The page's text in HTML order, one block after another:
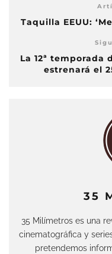
Taquilla EEUU:
La 12ª temporada
estrenará el
35
35 Milímetros es una
cinematográfica y
pretendemos